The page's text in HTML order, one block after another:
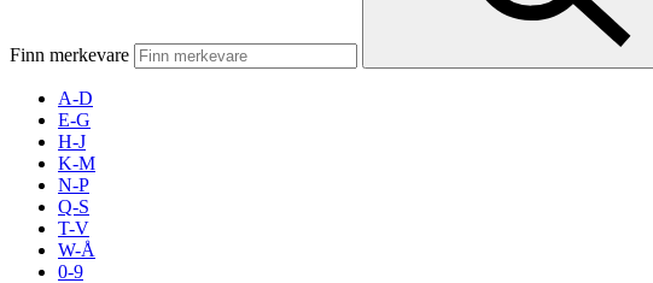
Mat og drikke
Finn merkevare
A-D
E-G
H-J
K-M
N-P
Q-S
T-V
W-Å
0-9